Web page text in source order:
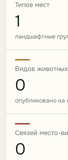
Типов мест
1
ландшафтные
Видов животных
0
опубликовано на
Связей место-
0